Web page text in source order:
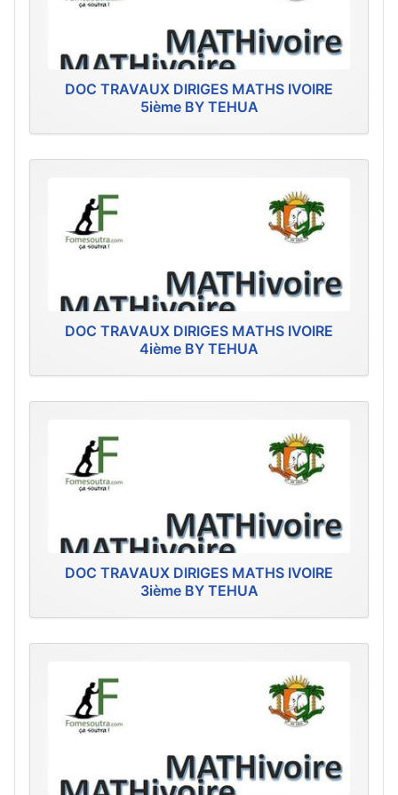
DOC TRAVAUX DIRIGES MATHS IVOIRE
5ième BY TEHUA
DOC TRAVAUX DIRIGES MATHS IVOIRE
4ième BY TEHUA
DOC TRAVAUX DIRIGES MATHS IVOIRE
3ième BY TEHUA